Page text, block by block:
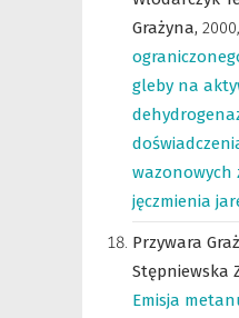
Grażyna, 2000,
gleby na
wazonowych
jęczmienia
Przywara
Stępniewska
Emisja